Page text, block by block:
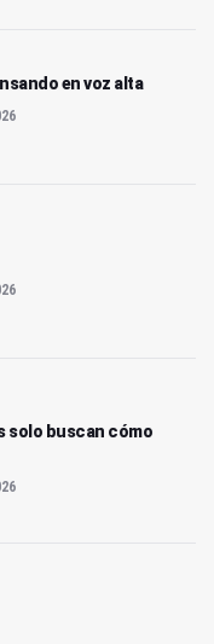
en voz alta
solo buscan cómo